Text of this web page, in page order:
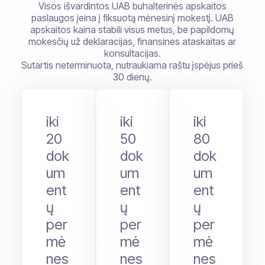
Visos išvardintos UAB buhalterinės apskaitos
paslaugos įeina į fiksuotą mėnesinį mokestį. UAB
apskaitos kaina stabili visus metus, be papildomų
mokesčių už deklaracijas, finansines ataskaitas ar
konsultacijas.
Sutartis neterminuota, nutraukiama raštu įspėjus prieš
30 dienų.
iki
20
dok
um
ent
ų
per
mė
nes
iki
50
dok
um
ent
ų
per
mė
nes
iki
80
dok
um
ent
ų
per
mė
nes